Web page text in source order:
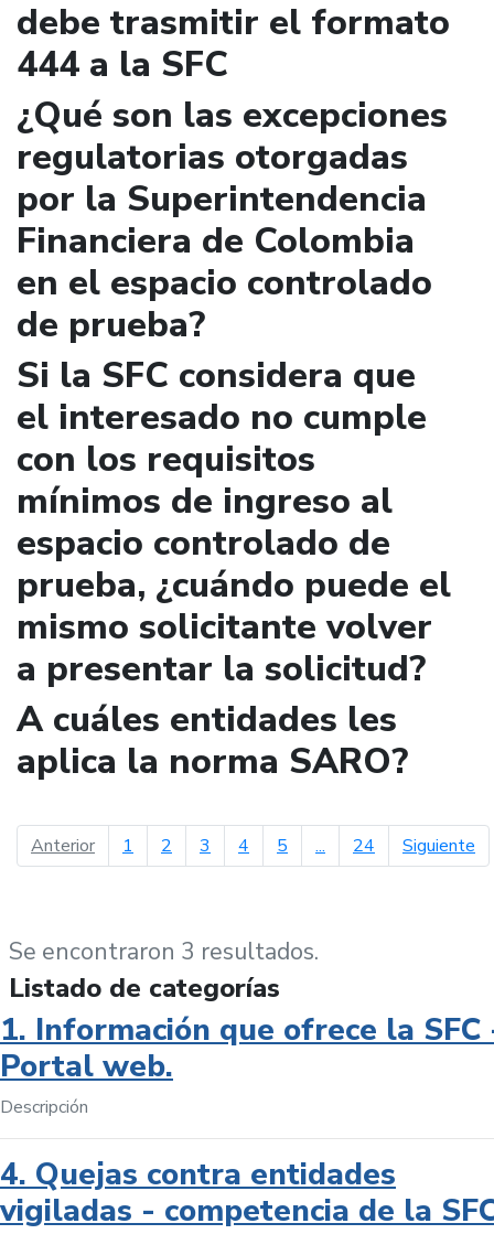
debe trasmitir el formato
444 a la SFC
¿Qué son las excepciones
regulatorias otorgadas
por la Superintendencia
Financiera de Colombia
en el espacio controlado
de prueba?
Si la SFC considera que
el interesado no cumple
con los requisitos
mínimos de ingreso al
espacio controlado de
prueba, ¿cuándo puede el
mismo solicitante volver
a presentar la solicitud?
A cuáles entidades les
aplica la norma SARO?
Anteriorpágina anterior
1 2 3 4 5 ... 24 Siguiente
Se encontraron 3 resultados.
Listado de categorías
1. Información que ofrece la SFC
Portal web.
Descripción
4. Quejas contra entidades
vigiladas - competencia de la